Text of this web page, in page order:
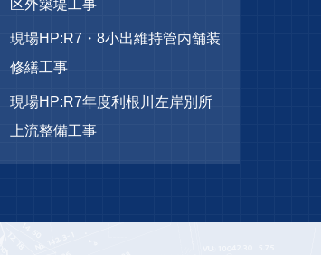
区外築堤工事
現場HP:R7・8小出維持管内舗装
修繕工事
現場HP:R7年度利根川左岸別所
上流整備工事